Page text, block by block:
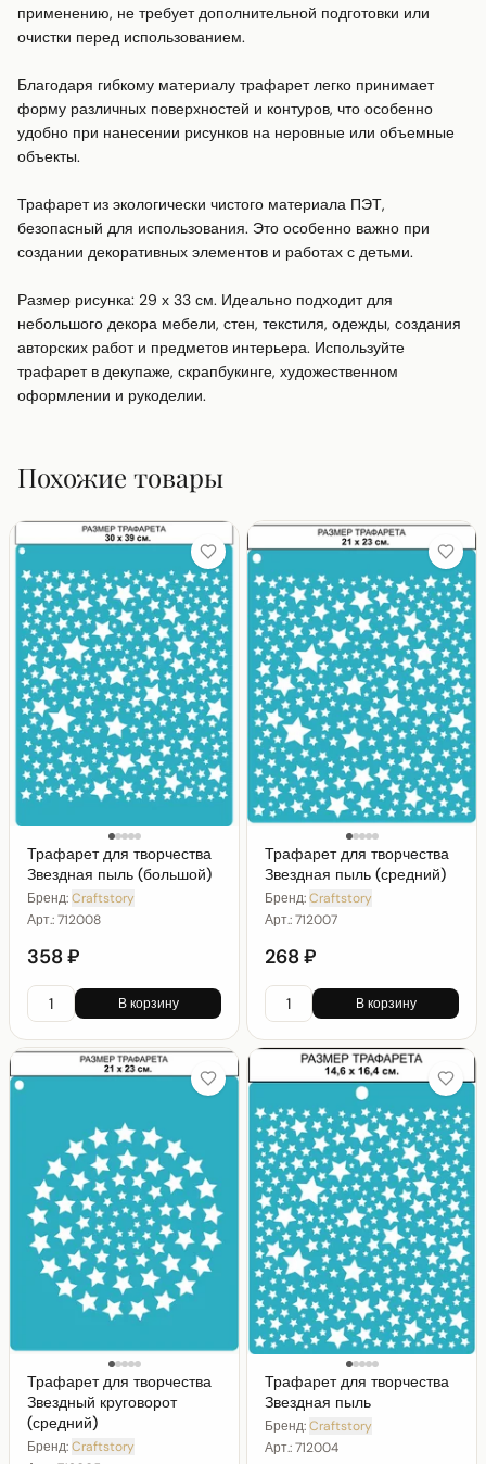
применению, не требует дополнительной подготовки или
очистки перед использованием.
Благодаря гибкому материалу трафарет легко принимает
форму различных поверхностей и контуров, что особенно
удобно при нанесении рисунков на неровные или объемные
объекты.
Трафарет из экологически чистого материала ПЭТ,
безопасный для использования. Это особенно важно при
создании декоративных элементов и работах с детьми.
Размер рисунка: 29 х 33 см. Идеально подходит для
небольшого декора мебели, стен, текстиля, одежды, создания
авторских работ и предметов интерьера. Используйте
трафарет в декупаже, скрапбукинге, художественном
оформлении и рукоделии.
Похожие товары
Трафарет для творчества
Звездная пыль (большой)
Бренд:Craftstory
Арт.:712008
358 ₽
В корзину
Трафарет для творчества
Звездная пыль (средний)
Бренд:Craftstory
Арт.:712007
268 ₽
В корзину
Трафарет для творчества
Звездный круговорот
(средний)
Бренд:Craftstory
Трафарет для творчества
Звездная пыль
Бренд:Craftstory
Арт.:712004